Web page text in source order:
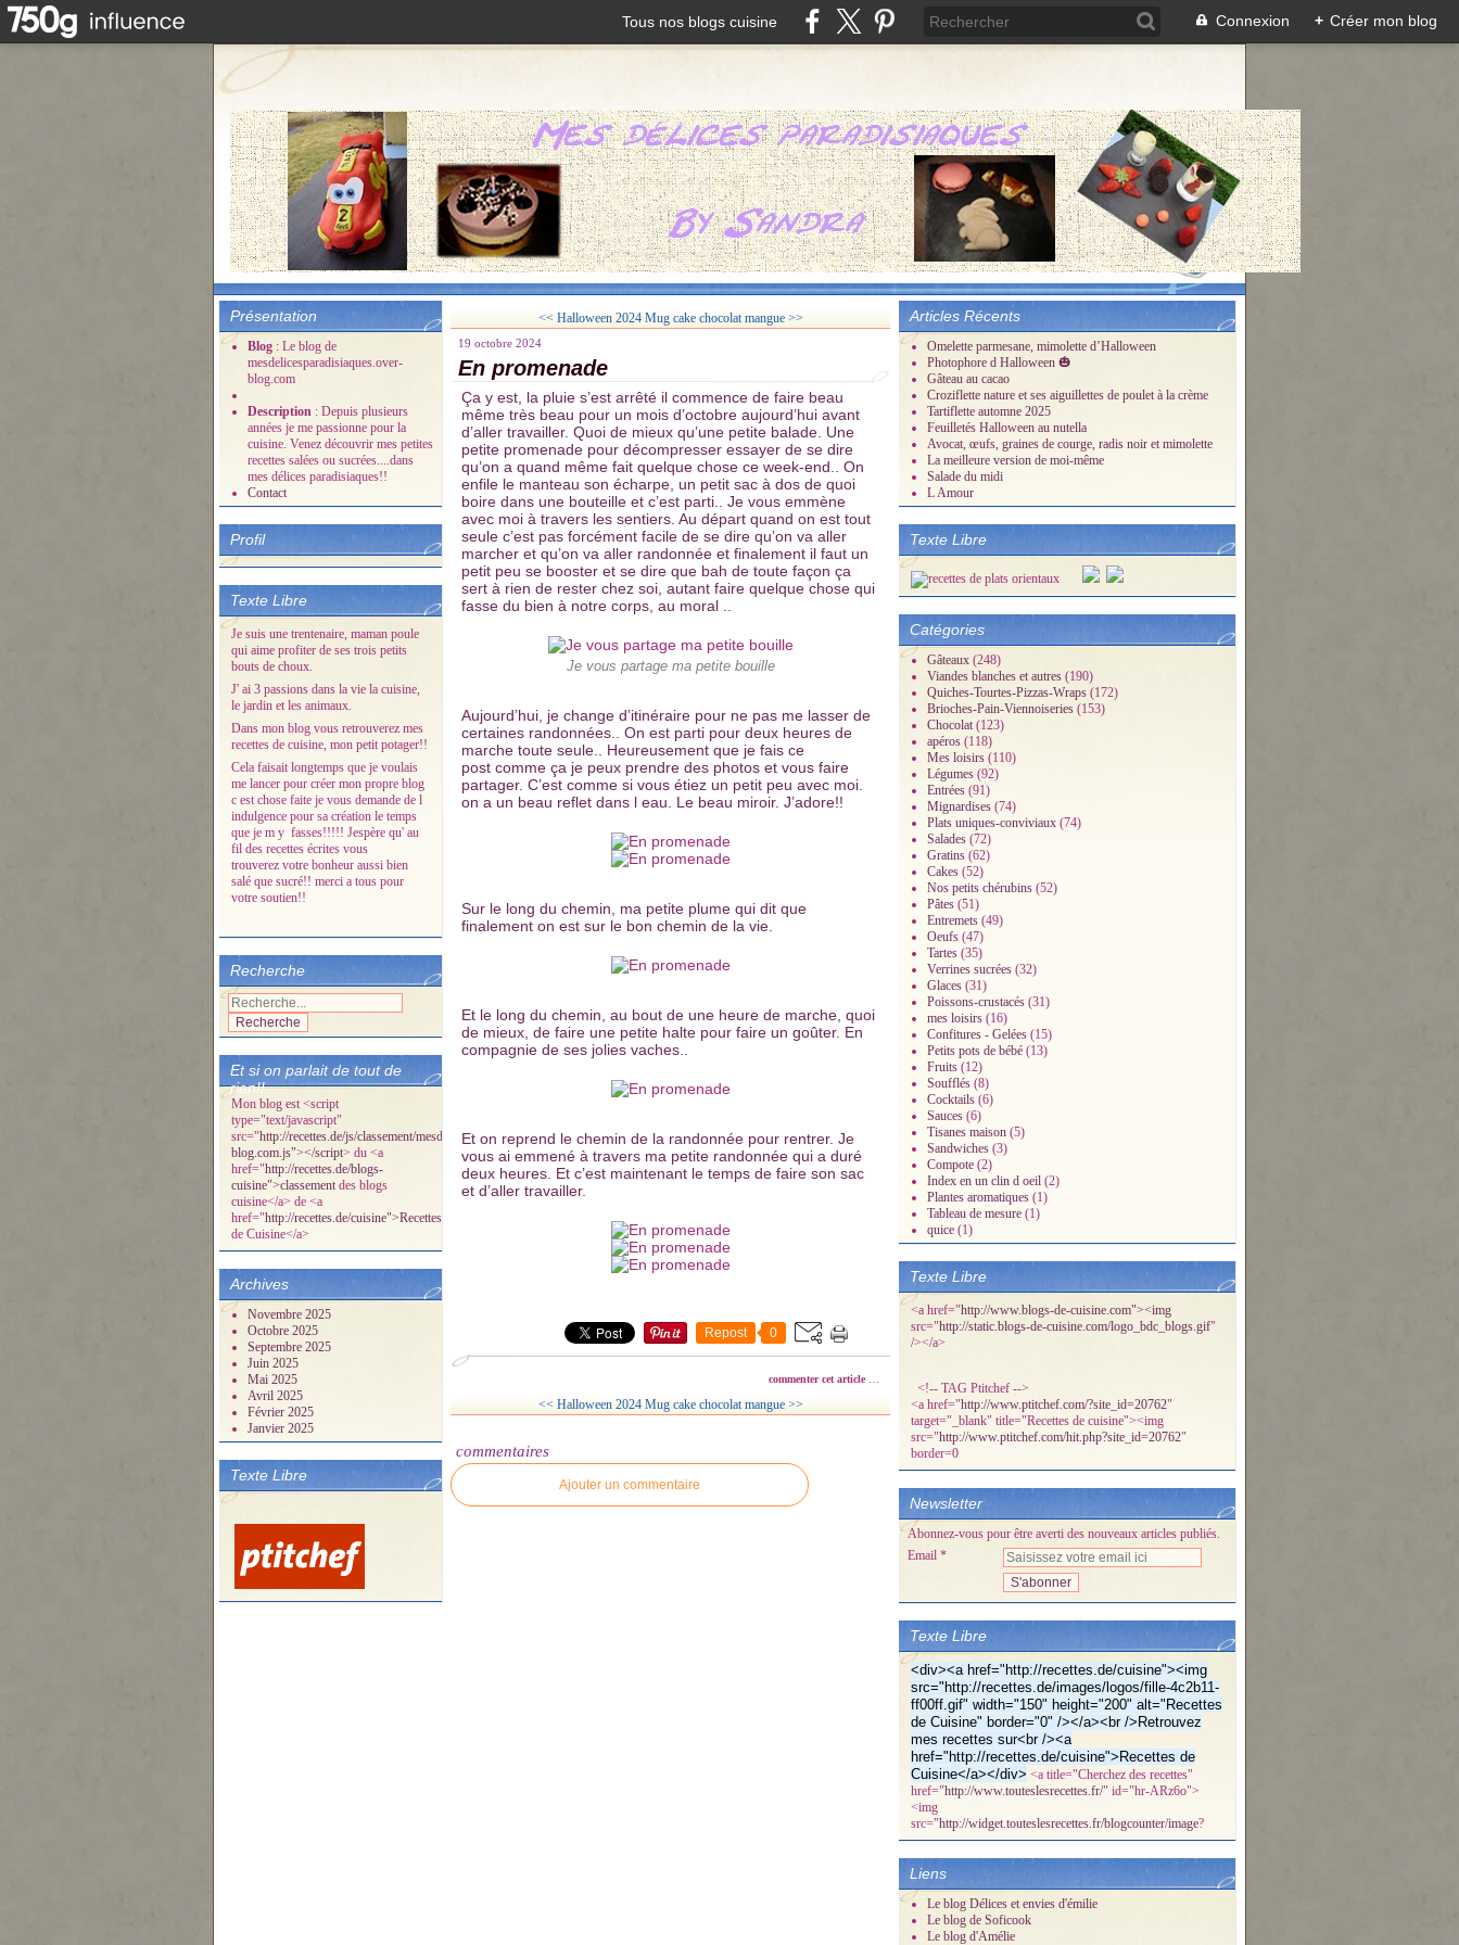
Tous nos blogs cuisine Connexion + Créer mon blog
Présentation
Blog : Le blog de
mesdelicesparadisiaques.over-
blog.com
Description : Depuis plusieurs
années je me passionne pour la
cuisine. Venez découvrir mes petites
recettes salées ou sucrées....dans
mes délices paradisiaques!!
Contact
Profil
Texte Libre
Je suis une trentenaire, maman poule
qui aime profiter de ses trois petits
bouts de choux.
J' ai 3 passions dans la vie la cuisine,
le jardin et les animaux.
Dans mon blog vous retrouverez mes
recettes de cuisine, mon petit potager!!
Cela faisait longtemps que je voulais
me lancer pour créer mon propre blog
c est chose faite je vous demande de l
indulgence pour sa création le temps
que je m y fasses!!!!! Jespère qu' au
fil des recettes écrites vous
trouverez votre bonheur aussi bien
salé que sucré!! merci a tous pour
votre soutien!!
Recherche
Et si on parlait de tout de
rien!!
Mon blog est <script
type="text/javascript"
src="http://recettes.de/js/classement/mesdelicesparadisiaques.over-
blog.com.js"></script> du <a
href="http://recettes.de/blogs-
cuisine">classement des blogs
cuisine</a> de <a
href="http://recettes.de/cuisine">Recettes
de Cuisine</a>
Archives
Novembre 2025
Octobre 2025
Septembre 2025
Juin 2025
Mai 2025
Avril 2025
Février 2025
Janvier 2025
Texte Libre
<< Halloween 2024 Mug cake chocolat mangue >>
19 octobre 2024
En promenade
Ça y est, la pluie s’est arrêté il commence de faire beau
même très beau pour un mois d’octobre aujourd’hui avant
d’aller travailler. Quoi de mieux qu’une petite balade. Une
petite promenade pour décompresser essayer de se dire
qu’on a quand même fait quelque chose ce week-end.. On
enfile le manteau son écharpe, un petit sac à dos de quoi
boire dans une bouteille et c’est parti.. Je vous emmène
avec moi à travers les sentiers. Au départ quand on est tout
seule c’est pas forcément facile de se dire qu’on va aller
marcher et qu’on va aller randonnée et finalement il faut un
petit peu se booster et se dire que bah de toute façon ça
sert à rien de rester chez soi, autant faire quelque chose qui
fasse du bien à notre corps, au moral ..
Je vous partage ma petite bouille
Aujourd’hui, je change d’itinéraire pour ne pas me lasser de
certaines randonnées.. On est parti pour deux heures de
marche toute seule.. Heureusement que je fais ce
post comme ça je peux prendre des photos et vous faire
partager. C’est comme si vous étiez un petit peu avec moi.
on a un beau reflet dans l eau. Le beau miroir. J’adore!!
Sur le long du chemin, ma petite plume qui dit que
finalement on est sur le bon chemin de la vie.
Et le long du chemin, au bout de une heure de marche, quoi
de mieux, de faire une petite halte pour faire un goûter. En
compagnie de ses jolies vaches..
Et on reprend le chemin de la randonnée pour rentrer. Je
vous ai emmené à travers ma petite randonnée qui a duré
deux heures. Et c’est maintenant le temps de faire son sac
et d’aller travailler.
Repost 0
commenter cet article
<< Halloween 2024 Mug cake chocolat mangue >>
commentaires
Ajouter un commentaire
Articles Récents
Omelette parmesane, mimolette d’Halloween
Photophore d Halloween 🎃
Gâteau au cacao
Croziflette nature et ses aiguillettes de poulet à la crème
Tartiflette automne 2025
Feuilletés Halloween au nutella
Avocat, œufs, graines de courge, radis noir et mimolette
La meilleure version de moi-même
Salade du midi
L Amour
Texte Libre
Catégories
Gâteaux (248)
Viandes blanches et autres (190)
Quiches-Tourtes-Pizzas-Wraps (172)
Brioches-Pain-Viennoiseries (153)
Chocolat (123)
apéros (118)
Mes loisirs (110)
Légumes (92)
Entrées (91)
Mignardises (74)
Plats uniques-conviviaux (74)
Salades (72)
Gratins (62)
Cakes (52)
Nos petits chérubins (52)
Pâtes (51)
Entremets (49)
Oeufs (47)
Tartes (35)
Verrines sucrées (32)
Glaces (31)
Poissons-crustacés (31)
mes loisirs (16)
Confitures - Gelées (15)
Petits pots de bébé (13)
Fruits (12)
Soufflés (8)
Cocktails (6)
Sauces (6)
Tisanes maison (5)
Sandwiches (3)
Compote (2)
Index en un clin d oeil (2)
Plantes aromatiques (1)
Tableau de mesure (1)
quice (1)
Texte Libre
<a href="http://www.blogs-de-cuisine.com"><img
src="http://static.blogs-de-cuisine.com/logo_bdc_blogs.gif"
/></a>
<!-- TAG Ptitchef -->
<a href="http://www.ptitchef.com/?site_id=20762"
target="_blank" title="Recettes de cuisine"><img
src="http://www.ptitchef.com/hit.php?site_id=20762"
border=0
Newsletter
Abonnez-vous pour être averti des nouveaux articles publiés.
Email
Texte Libre
<div><a href="http://recettes.de/cuisine"><img
src="http://recettes.de/images/logos/fille-4c2b11-
ff00ff.gif" width="150" height="200" alt="Recettes
de Cuisine" border="0" /></a><br />Retrouvez
mes recettes sur<br /><a
href="http://recettes.de/cuisine">Recettes de
Cuisine</a></div> <a title="Cherchez des recettes"
href="http://www.touteslesrecettes.fr/" id="hr-ARz6o">
<img
src="http://widget.touteslesrecettes.fr/blogcounter/image?
Liens
Le blog Délices et envies d'émilie
Le blog de Soficook
Le blog d'Amélie